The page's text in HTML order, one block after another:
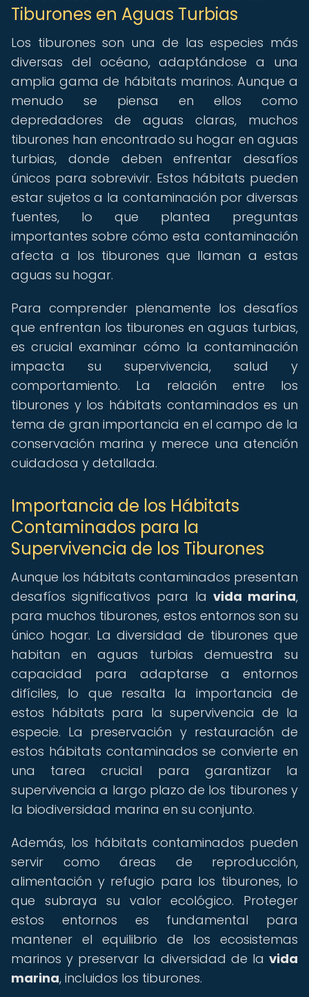
Tiburones en Aguas Turbias
Los tiburones son una de las especies más
diversas del océano, adaptándose a una
amplia gama de hábitats marinos. Aunque a
menudo se piensa en ellos como
depredadores de aguas claras, muchos
tiburones han encontrado su hogar en aguas
turbias, donde deben enfrentar desafíos
únicos para sobrevivir. Estos hábitats pueden
estar sujetos a la contaminación por diversas
fuentes, lo que plantea preguntas
importantes sobre cómo esta contaminación
afecta a los tiburones que llaman a estas
aguas su hogar.
Para comprender plenamente los desafíos
que enfrentan los tiburones en aguas turbias,
es crucial examinar cómo la contaminación
impacta su supervivencia, salud y
comportamiento. La relación entre los
tiburones y los hábitats contaminados es un
tema de gran importancia en el campo de la
conservación marina y merece una atención
cuidadosa y detallada.
Importancia de los Hábitats
Contaminados para la
Supervivencia de los Tiburones
Aunque los hábitats contaminados presentan
desafíos significativos para la vida marina,
para muchos tiburones, estos entornos son su
único hogar. La diversidad de tiburones que
habitan en aguas turbias demuestra su
capacidad para adaptarse a entornos
difíciles, lo que resalta la importancia de
estos hábitats para la supervivencia de la
especie. La preservación y restauración de
estos hábitats contaminados se convierte en
una tarea crucial para garantizar la
supervivencia a largo plazo de los tiburones y
la biodiversidad marina en su conjunto.
Además, los hábitats contaminados pueden
servir como áreas de reproducción,
alimentación y refugio para los tiburones, lo
que subraya su valor ecológico. Proteger
estos entornos es fundamental para
mantener el equilibrio de los ecosistemas
marinos y preservar la diversidad de la vida
marina, incluidos los tiburones.